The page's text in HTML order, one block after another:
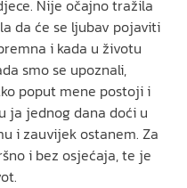
Nije očajno tražila
da će se ljubav pojaviti
i kada u životu
smo se upoznali,
poput mene postoji i
ja jednog dana doći u
i zauvijek ostanem. Za
i bez osjećaja, te je